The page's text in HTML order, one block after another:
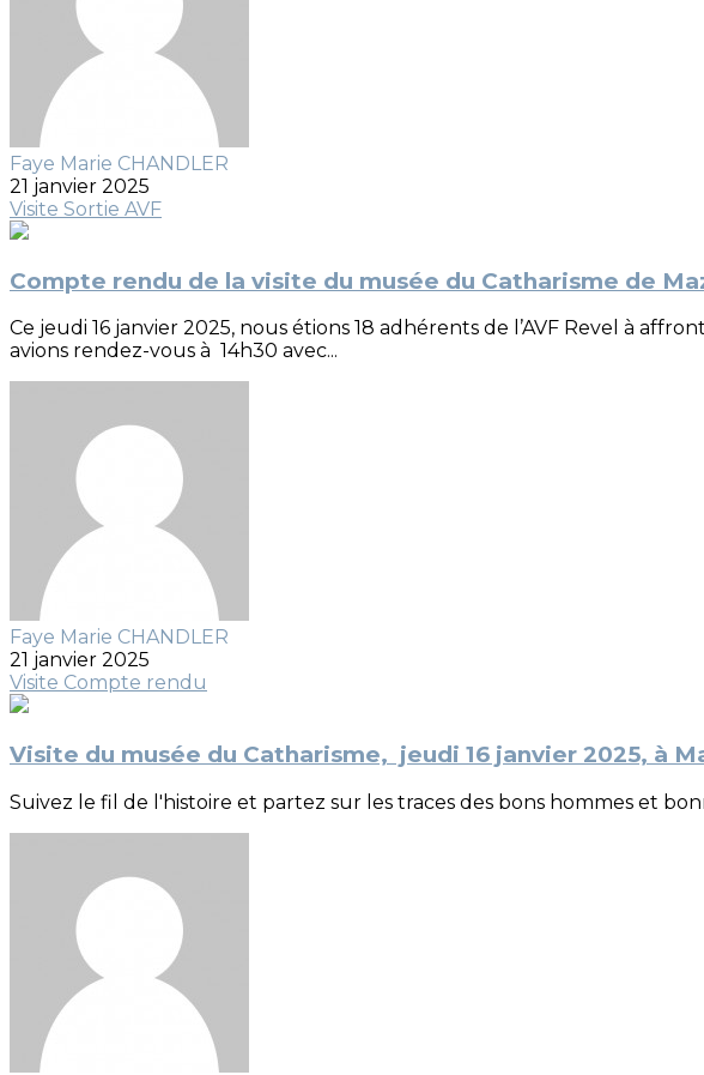
Faye Marie CHANDLER
21 janvier 2025
Visite Sortie AVF
Compte rendu de la visite du musée du Catharisme de
Ce jeudi 16 janvier 2025, nous étions 18 adhérents de l’AVF Revel à
avions rendez-vous à 14h30 avec...
Faye Marie CHANDLER
21 janvier 2025
Visite Compte rendu
Visite du musée du Catharisme, jeudi 16 janvier 2025, à
Suivez le fil de l'histoire et partez sur les traces des bons hommes et